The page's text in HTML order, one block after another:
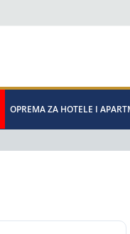
OPREMA ZA HOTELE I